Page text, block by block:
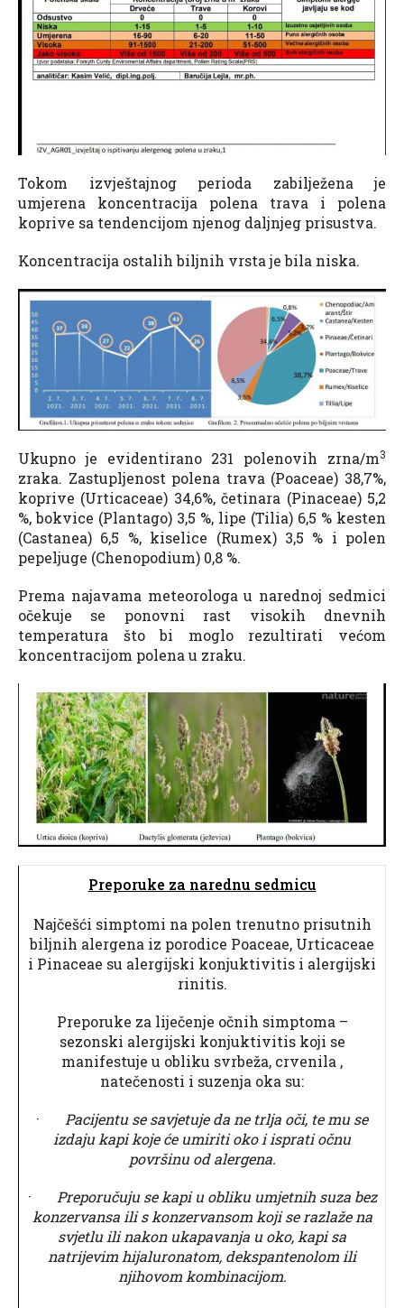
Tokom izvještajnog perioda zabilježena je
umjerena koncentracija polena trava i polena
koprive sa tendencijom njenog daljnjeg prisustva.
Koncentracija ostalih biljnih vrsta je bila niska.
Ukupno je evidentirano 231 polenovih zrna/m3
zraka. Zastupljenost polena trava (Poaceae) 38,7%,
koprive (Urticaceae) 34,6%, četinara (Pinaceae) 5,2
%, bokvice (Plantago) 3,5 %, lipe (Tilia) 6,5 % kesten
(Castanea) 6,5 %, kiselice (Rumex) 3,5 % i polen
pepeljuge (Chenopodium) 0,8 %.
Prema najavama meteorologa u narednoj sedmici
očekuje se ponovni rast visokih dnevnih
temperatura što bi moglo rezultirati većom
koncentracijom polena u zraku.
Preporuke za narednu sedmicu
Najčešći simptomi na polen trenutno prisutnih
biljnih alergena iz porodice Poaceae, Urticaceae
i Pinaceae su alergijski konjuktivitis i alergijski
rinitis.
Preporuke za liječenje očnih simptoma –
sezonski alergijski konjuktivitis koji se
manifestuje u obliku svrbeža, crvenila ,
natečenosti i suzenja oka su:
· Pacijentu se savjetuje da ne trlja oči, te mu se
izdaju kapi koje će umiriti oko i isprati očnu
površinu od alergena.
· Preporučuju se kapi u obliku umjetnih suza bez
konzervansa ili s konzervansom koji se razlaže na
svjetlu ili nakon ukapavanja u oko, kapi sa
natrijevim hijaluronatom, dekspantenolom ili
njihovom kombinacijom.